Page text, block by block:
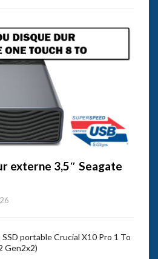
externe 3,5″ Seagate
portable Crucial X10 Pro 1 To
Gen2x2)